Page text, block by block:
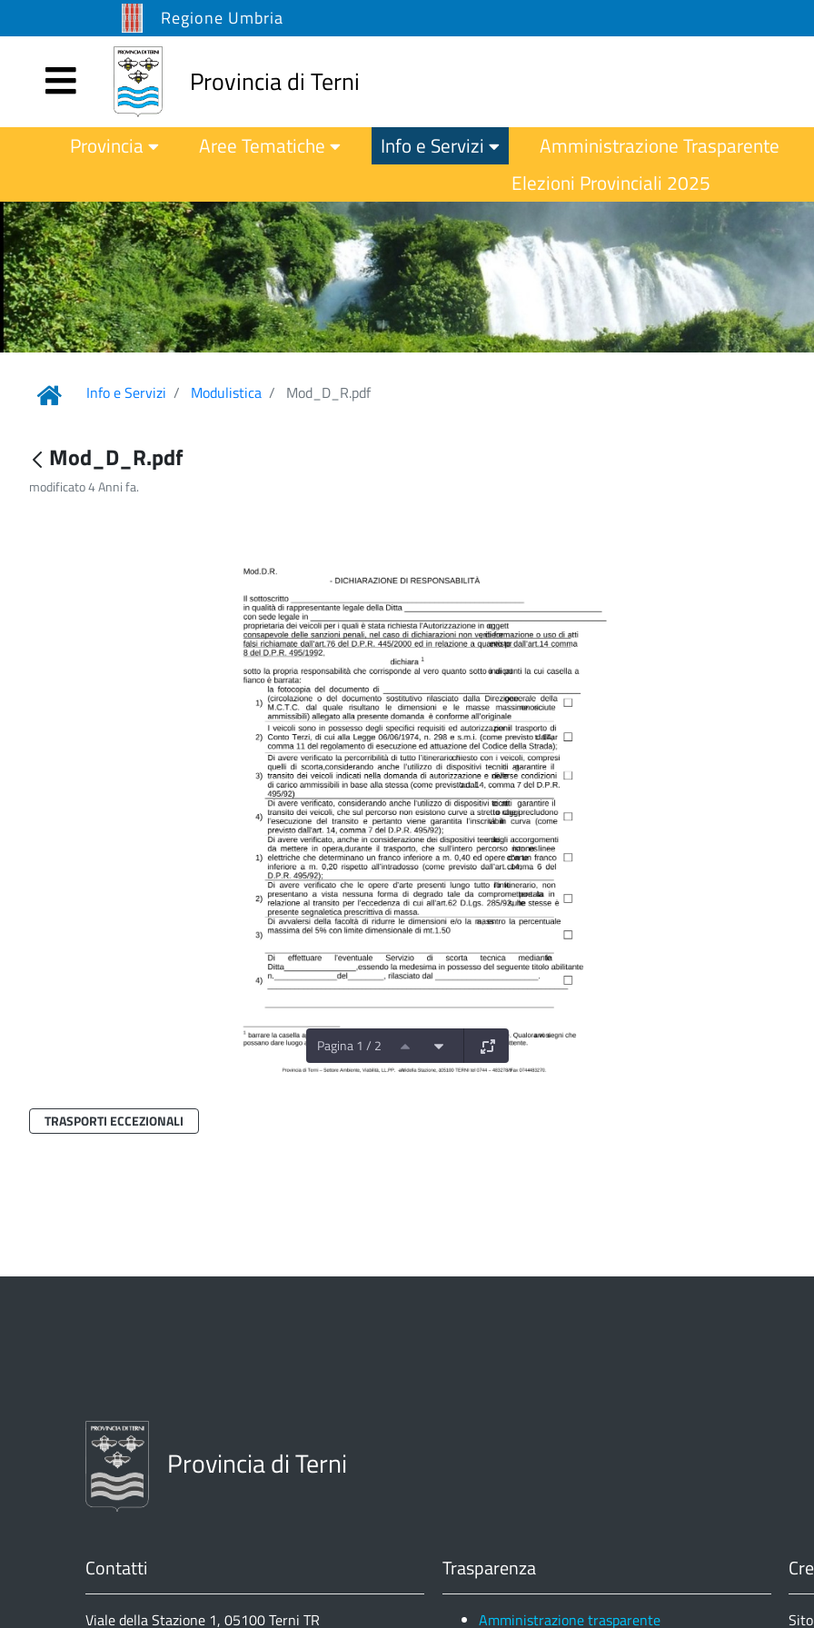
Regione Umbria
Provincia di Terni
Provincia Aree Tematiche Info e Servizi Amministrazione Trasparente
Elezioni Provinciali 2025
Info e Servizi Modulistica Mod_D_R.pdf
Mod_D_R.pdf
modificato 4 Anni fa.
Pagina 1 / 2
TRASPORTI ECCEZIONALI
Provincia di Terni
Contatti
Viale della Stazione 1, 05100 Terni TR
Trasparenza
Amministrazione trasparente